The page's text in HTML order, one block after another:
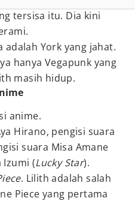
tersisa itu. Dia kini
adalah York yang jahat.
hanya Vegapunk yang
masih hidup.
anime.
Hirano, pengisi suara
suara Misa Amane
Izumi (Lucky Star).
. Lilith adalah salah
Piece yang pertama